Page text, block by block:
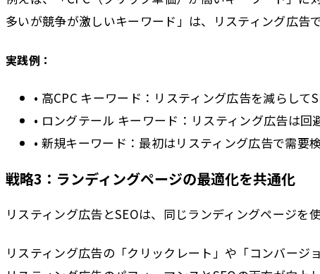
多いが競争が激しいキーワード」は、リスティング広告
実践例：
• 高CPC キーワード：リスティング広告を減らして
• ロングテール キーワード：リスティング広告は回
• 新規キーワード：最初はリスティング広告で需要
戦略3：ランディングページの最適化を共通化
リスティング広告とSEOは、同じランディングページを
リスティング広告の「クリックレート」や「コンバージ